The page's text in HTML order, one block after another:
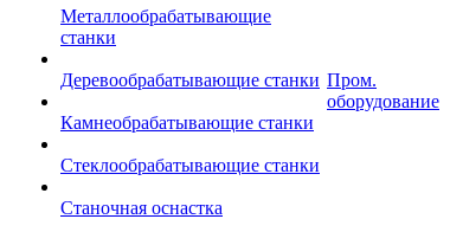
Металлообрабатывающие
станки
Деревообрабатывающие станки
Камнеобрабатывающие станки
Стеклообрабатывающие станки
Станочная оснастка
Пром.
оборудование